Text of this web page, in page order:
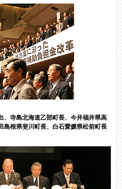
、寺島北海道乙部町長、今井福井県高
島根県斐川町長、白石愛媛県松前町長